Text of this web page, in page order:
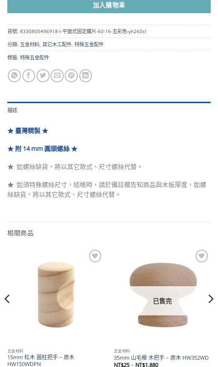
加入購物車
貨號: 8330800496918-l-平面式固定鐵片-60-16-五彩色-yh260cl
分類: 五金材料, 其它木工配件, 特殊五金配件
標籤: 特殊五金配件
描述
★ 臺灣精製 ★
★ 附 14 mm 圓頭螺絲 ★
★ 如螺絲缺貨，將以其它款式、尺寸螺絲代替 。
★ 如須特殊螺絲尺寸，結帳時，請於備註欄告知商品與木板厚度，如螺
絲缺貨，將以其它款式、尺寸螺絲代替。
相關商品
五金材料
15mm 松木 圓柱把手 – 原木
HW150WDPN
wishlist
已售完
五金材料
35mm 山毛櫸 木把手 – 原木 HW352WD
NT$25 – NT$1,880價